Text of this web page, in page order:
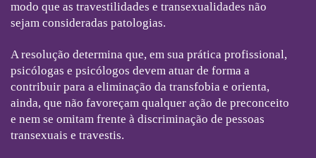
modo que as travestilidades e transexualidades não
sejam consideradas patologias.
A resolução determina que, em sua prática profissional,
psicólogas e psicólogos devem atuar de forma a
contribuir para a eliminação da transfobia e orienta,
ainda, que não favoreçam qualquer ação de preconceito
e nem se omitam frente à discriminação de pessoas
transexuais e travestis.